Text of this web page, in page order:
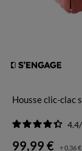
Housse clic-clac
4.4/
99,99 € + 0,36 €